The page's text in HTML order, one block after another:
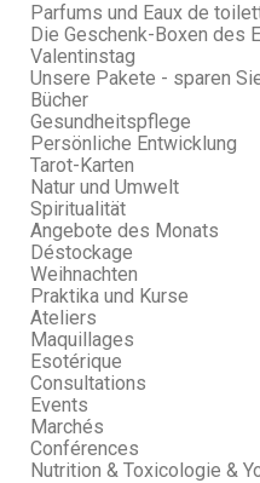
Parfums und Eaux de
Die Geschenk-Boxen des
Valentinstag
Unsere Pakete - sparen
Bücher
Gesundheitspflege
Persönliche Entwicklung
Tarot-Karten
Natur und Umwelt
Spiritualität
Angebote des Monats
Déstockage
Weihnachten
Praktika und Kurse
Ateliers
Maquillages
Esotérique
Consultations
Events
Marchés
Conférences
Nutrition & Toxicologie &